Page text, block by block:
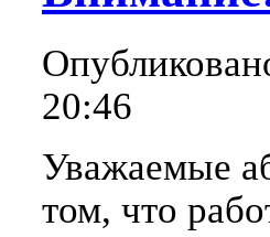
20:46
Уважаемые
том, что